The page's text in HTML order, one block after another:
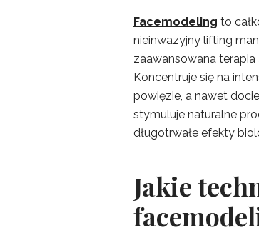
Facemodeling to
nieinwazyjny lifting
zaawansowana
Koncentruje się na
powięzie, a nawet
stymuluje naturalne
długotrwałe efekty
Jakie